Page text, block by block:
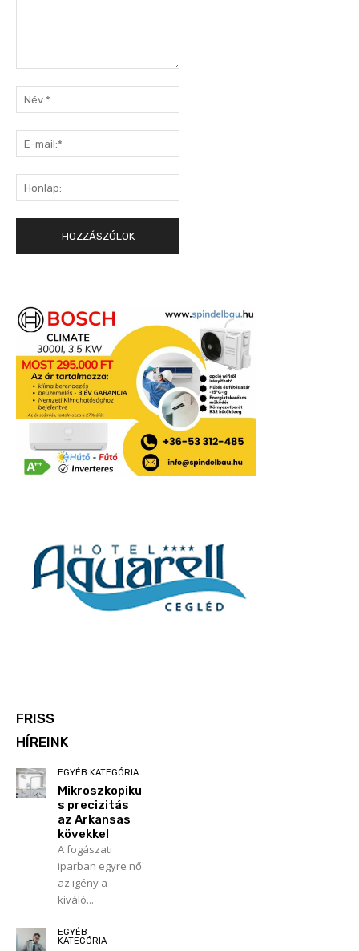
mail:*
FRISS
HÍREINK
EGYÉB KATEGÓRIA
Mikroszkopiku
s precizitás
az Arkansas
kövekkel
A fogászati
iparban egyre nő
az igény a
kiváló...
EGYÉB
KATEGÓRIA